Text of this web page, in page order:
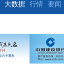
大数据 行情 要闻